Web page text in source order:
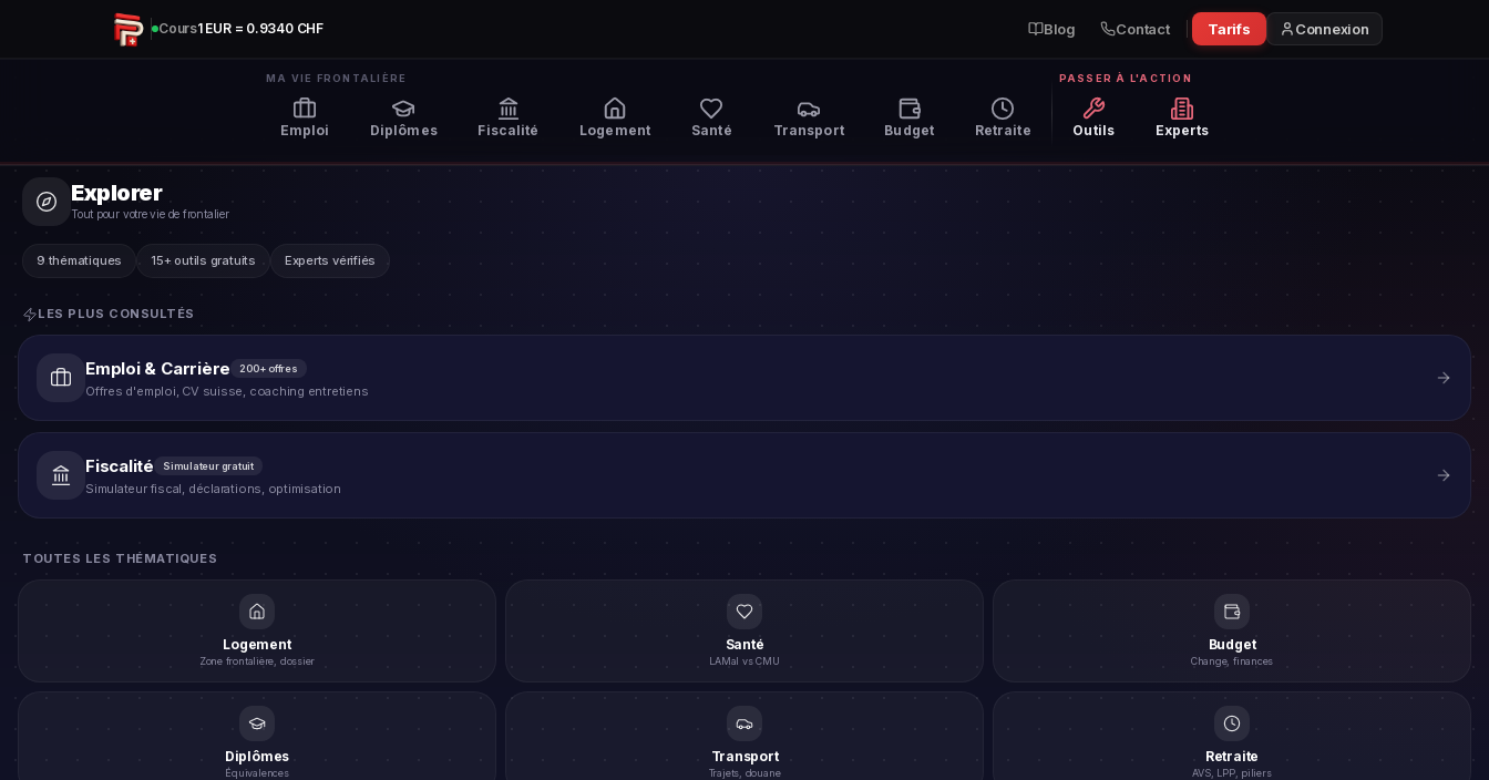
Aller au contenu principal
Cours1 EUR = 0.9340CHF Blog Contact Tarifs Connexion
MA VIE FRONTALIÈRE
Emploi Diplômes Fiscalité Logement Santé Transport Budget Retraite
PASSER À L'ACTION
Outils Experts
Explorer
Tout pour votre vie de frontalier
9 thématiques 15+ outils gratuits Experts vérifiés
LES PLUS CONSULTÉS
Emploi & Carrière 200+ offres
Offres d'emploi, CV suisse, coaching entretiens
Fiscalité Simulateur gratuit
Simulateur fiscal, déclarations, optimisation
TOUTES LES THÉMATIQUES
Logement
Zone frontalière, dossier
Santé
LAMal vs CMU
Budget
Change, finances
Diplômes
Équivalences
Transport
Trajets, douane
Retraite
AVS, LPP, piliers